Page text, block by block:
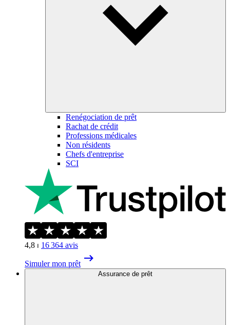
Renégociation de prêt
Rachat de crédit
Professions médicales
Non résidents
Chefs d'entreprise
SCI
4,8 ⏐ 16 364 avis
Simuler mon prêt
Assurance de prêt